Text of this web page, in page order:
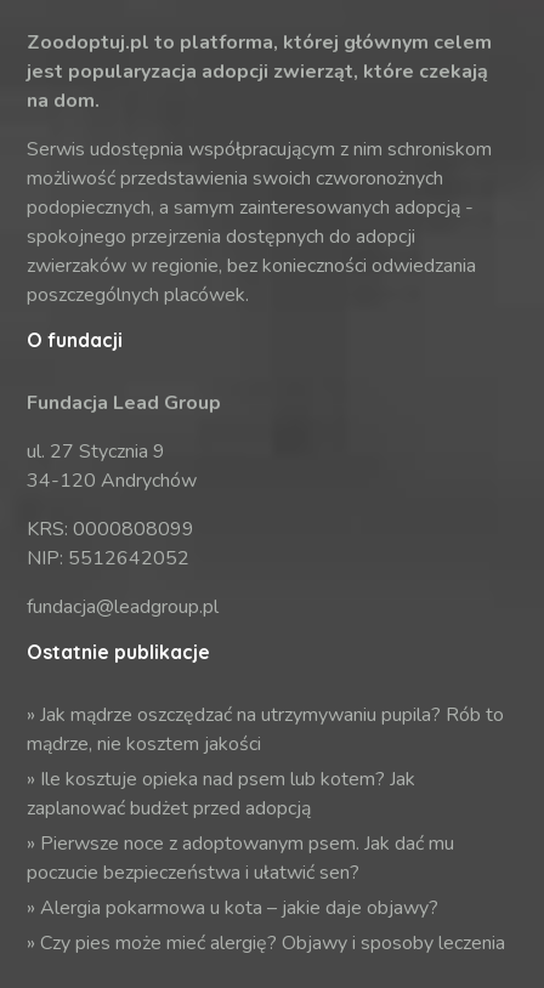
Zoodoptuj.pl to platforma, której głównym celem
jest popularyzacja adopcji zwierząt, które czekają
na dom.
Serwis udostępnia współpracującym z nim schroniskom
możliwość przedstawienia swoich czworonożnych
podopiecznych, a samym zainteresowanych adopcją -
spokojnego przejrzenia dostępnych do adopcji
zwierzaków w regionie, bez konieczności odwiedzania
poszczególnych placówek.
O fundacji
Fundacja Lead Group
ul. 27 Stycznia 9
34-120 Andrychów
KRS: 0000808099
NIP: 5512642052
fundacja@leadgroup.pl
Ostatnie publikacje
»Jak mądrze oszczędzać na utrzymywaniu pupila? Rób to
mądrze, nie kosztem jakości
» Ile kosztuje opieka nad psem lub kotem? Jak
zaplanować budżet przed adopcją
» Pierwsze noce z adoptowanym psem. Jak dać mu
poczucie bezpieczeństwa i ułatwić sen?
»Alergia pokarmowa u kota – jakie daje objawy?
»Czy pies może mieć alergię? Objawy i sposoby leczenia